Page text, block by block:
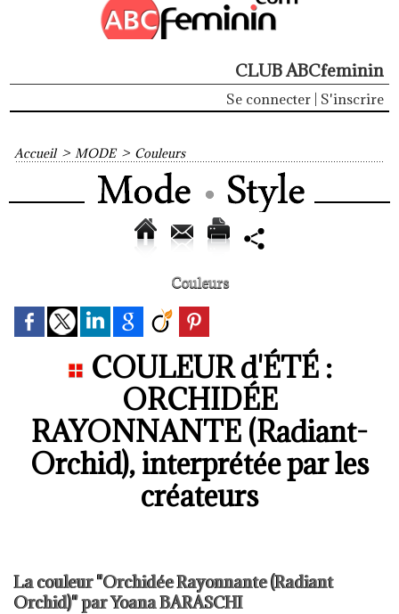
CLUB ABCfeminin
Se connecter S'inscrire
Accueil > MODE > Couleurs
Couleurs
COULEUR d'ÉTÉ :
ORCHIDÉE
RAYONNANTE (Radiant-
Orchid), interprétée par les
créateurs
La couleur "Orchidée Rayonnante (Radiant
Orchid)" par Yoana BARASCHI